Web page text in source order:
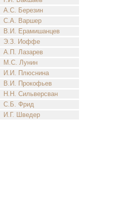
А.С. Березин
С.А. Варшер
В.И. Ерамишанцев
Э.З. Иоффе
А.П. Лазарев
М.С. Лунин
И.И. Плюснина
В.И. Прокофьев
Н.Н. Сильверсван
С.Б. Фрид
И.Г. Шведер